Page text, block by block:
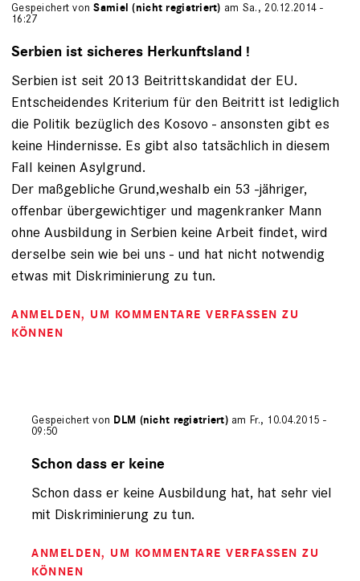
Gespeichert vonSamiel (nicht registriert) am Sa., 20.12.2014 -
16:27
Serbien ist sicheres Herkunftsland !
Serbien ist seit 2013 Beitrittskandidat der EU.
Entscheidendes Kriterium für den Beitritt ist lediglich
die Politik bezüglich des Kosovo - ansonsten gibt es
keine Hindernisse. Es gibt also tatsächlich in diesem
Fall keinen Asylgrund.
Der maßgebliche Grund,weshalb ein 53 -jähriger,
offenbar übergewichtiger und magenkranker Mann
ohne Ausbildung in Serbien keine Arbeit findet, wird
derselbe sein wie bei uns - und hat nicht notwendig
etwas mit Diskriminierung zu tun.
ANMELDEN, UM KOMMENTARE VERFASSEN ZU
KÖNNEN
Gespeichert von DLM (nicht registriert)am Fr., 10.04.2015 -
09:50
auf
Samiel
(nicht
Schon dass er keine
Schon dass er keine Ausbildung hat, hat sehr viel
mit Diskriminierung zu tun.
ANMELDEN, UM KOMMENTARE VERFASSEN ZU
KÖNNEN